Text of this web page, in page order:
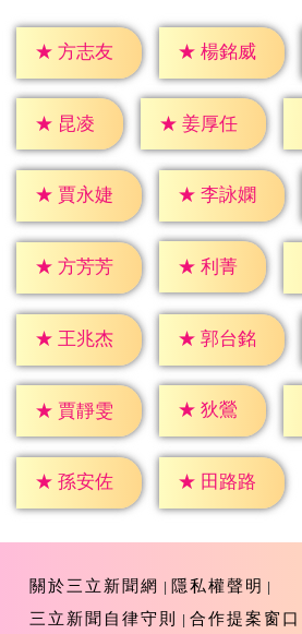
★ 方志友 ★ 楊銘威
★ 昆凌 ★ 姜厚任
★ 賈永婕 ★ 李詠嫻
★ 方芳芳 ★ 利菁
★ 王兆杰 ★ 郭台銘
★ 賈靜雯 ★ 狄鶯
★ 孫安佐 ★ 田路路
關於三立新聞網
隱私權聲明
三立新聞自律守則
合作提案窗口